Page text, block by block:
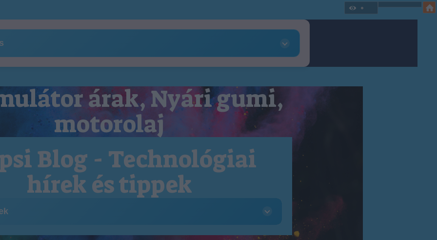
árak, Nyári gumi,
motorolaj
Blog - Technológiai
hírek és tippek